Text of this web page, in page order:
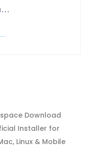
Download
Installer for
Linux & Mobile